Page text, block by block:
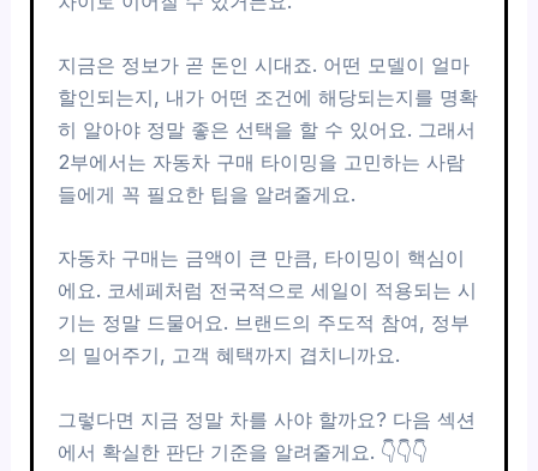
지금은 정보가 곧 돈인 시대죠. 어떤 모델이 얼마
할인되는지, 내가 어떤 조건에 해당되는지를 명확
히 알아야 정말 좋은 선택을 할 수 있어요. 그래서
2부에서는 자동차 구매 타이밍을 고민하는 사람
들에게 꼭 필요한 팁을 알려줄게요.
자동차 구매는 금액이 큰 만큼, 타이밍이 핵심이
에요. 코세페처럼 전국적으로 세일이 적용되는 시
기는 정말 드물어요. 브랜드의 주도적 참여, 정부
의 밀어주기, 고객 혜택까지 겹치니까요.
그렇다면 지금 정말 차를 사야 할까요? 다음 섹션
에서 확실한 판단 기준을 알려줄게요. 👇👇👇